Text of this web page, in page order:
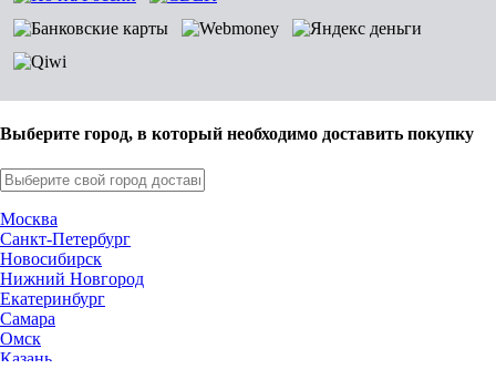
Выберите город, в который необходимо доставить покупку
Москва
Санкт-Петербург
Новосибирск
Нижний Новгород
Екатеринбург
Самара
Омск
Казань